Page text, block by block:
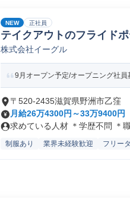
NEW 正社員
テイクアウトのフライド
株式会社イーグル
9月オープン予定/オープニング社
〒520-2435滋賀県野洲市乙窪
月給26万4300円～33万9400円
求めている人材 ＊学歴不問 ＊
制服あり 業界未経験歓迎 フリー